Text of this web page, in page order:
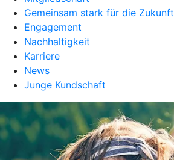
Gemeinsam stark für die Zukunft
Engagement
Nachhaltigkeit
Karriere
News
Junge Kundschaft